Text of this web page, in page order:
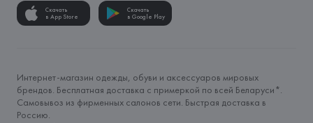
Скачать
в App Store
Скачать
в Google Play
Интернет-магазин одежды, обуви и аксессуаров мировых
брендов. Бесплатная доставка с примеркой по всей Беларуси*.
Самовывоз из фирменных салонов сети. Быстрая доставка в
Россию.